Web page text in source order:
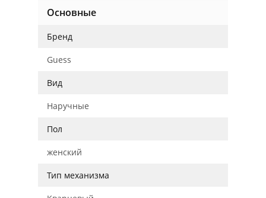
Основные
Бренд
Guess
Вид
Наручные
Пол
женский
Тип механизма